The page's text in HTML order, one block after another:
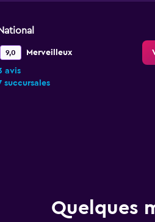
National
9,0 Merveilleux
avis
succursales
Quelques